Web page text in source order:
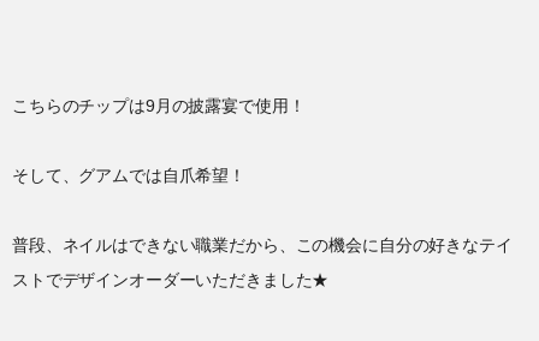
こちらのチップは9月の披露宴で使用！
そして、グアムでは自爪希望！
普段、ネイルはできない職業だから、この機会に自分の好きなテイ
ストでデザインオーダーいただきました★